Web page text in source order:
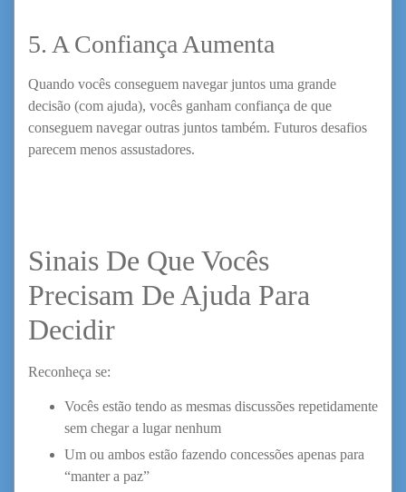
5. A Confiança Aumenta
Quando vocês conseguem navegar juntos uma grande
decisão (com ajuda), vocês ganham confiança de que
conseguem navegar outras juntos também. Futuros desafios
parecem menos assustadores.
Sinais De Que Vocês
Precisam De Ajuda Para
Decidir
Reconheça se:
Vocês estão tendo as mesmas discussões repetidamente
sem chegar a lugar nenhum
Um ou ambos estão fazendo concessões apenas para
“manter a paz”